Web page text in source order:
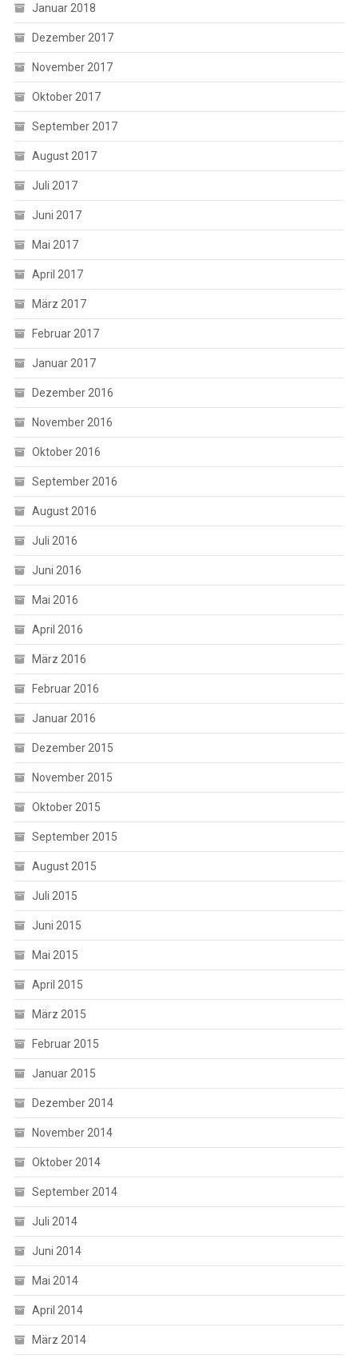
Januar 2018
Dezember 2017
November 2017
Oktober 2017
September 2017
August 2017
Juli 2017
Juni 2017
Mai 2017
April 2017
März 2017
Februar 2017
Januar 2017
Dezember 2016
November 2016
Oktober 2016
September 2016
August 2016
Juli 2016
Juni 2016
Mai 2016
April 2016
März 2016
Februar 2016
Januar 2016
Dezember 2015
November 2015
Oktober 2015
September 2015
August 2015
Juli 2015
Juni 2015
Mai 2015
April 2015
März 2015
Februar 2015
Januar 2015
Dezember 2014
November 2014
Oktober 2014
September 2014
Juli 2014
Juni 2014
Mai 2014
April 2014
März 2014